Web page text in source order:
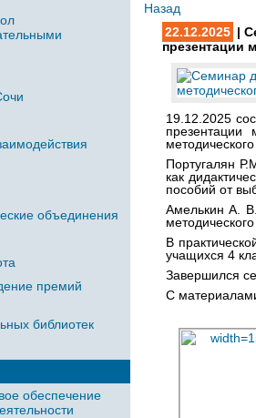
объединения
премий
библиотек
обеспечение
Назад
22.12.2025 |
презентации
19.12.2025
Португалян
как
пособий от
Амелькин А.
В
учащихся 4
Завершился
С